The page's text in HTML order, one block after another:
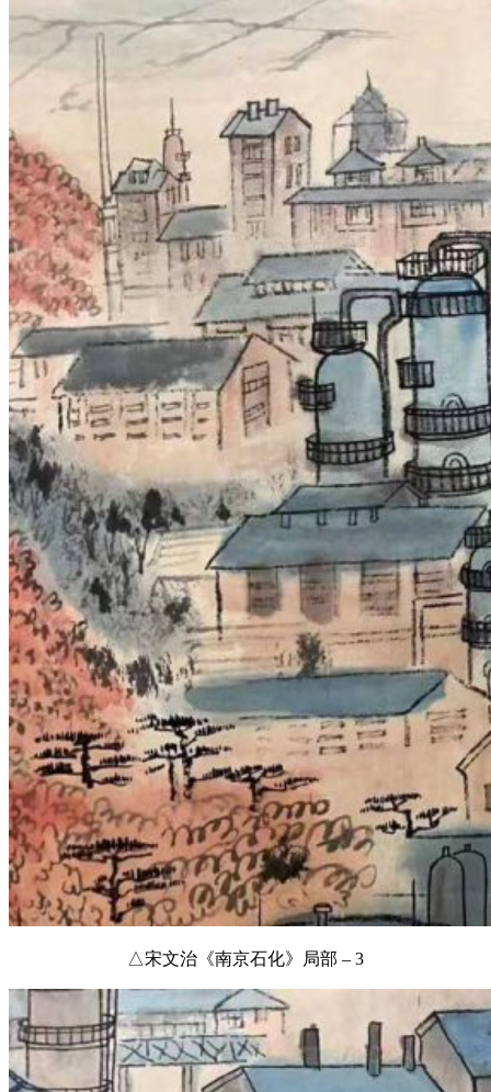
△宋文治《南京石化》局部 – 3